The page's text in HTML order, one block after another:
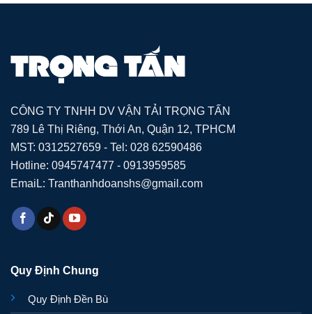
CÔNG TY TNHH DV VẬN TẢI TRỌNG TẤN
789 Lê Thị Riêng, Thới An, Quận 12, TPHCM
MST: 0312527659 - Tel: 028 62590486
Hotline: 0945747477 - 0913959585
EmaiL: Tranthanhdoanshs@gmail.com
Quy Định Chung
Quy Định Đền Bù